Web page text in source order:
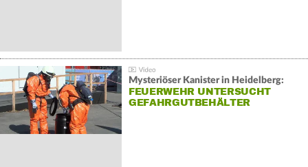
Mysteriöser Kanister in Heidelberg:
FEUERWEHR UNTERSUCHT
GEFAHRGUTBEHÄLTER